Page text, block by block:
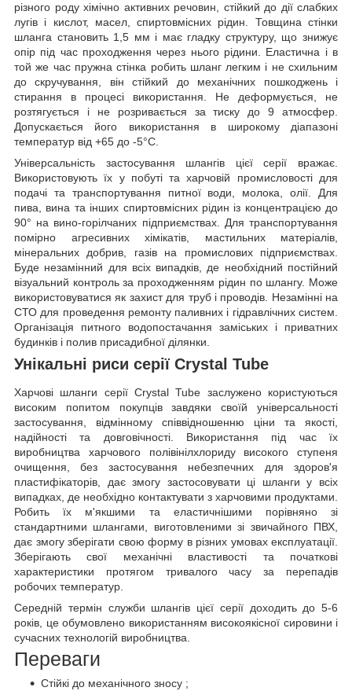
різного роду хімічно активних речовин, стійкий до дії слабких
лугів і кислот, масел, спиртовмісних рідин. Товщина стінки
шланга становить 1,5 мм і має гладку структуру, що знижує
опір під час проходження через нього рідини. Еластична і в
той же час пружна стінка робить шланг легким і не схильним
до скручування, він стійкий до механічних пошкоджень і
стирання в процесі використання. Не деформується, не
розтягується і не розривається за тиску до 9 атмосфер.
Допускається його використання в широкому діапазоні
температур від +65 до -5°C.
Універсальність застосування шлангів цієї серії вражає.
Використовують їх у побуті та харчовій промисловості для
подачі та транспортування питної води, молока, олії. Для
пива, вина та інших спиртовмісних рідин із концентрацією до
90° на вино-горілчаних підприємствах. Для транспортування
помірно агресивних хімікатів, мастильних матеріалів,
мінеральних добрив, газів на промислових підприємствах.
Буде незамінний для всіх випадків, де необхідний постійний
візуальний контроль за проходженням рідин по шлангу. Може
використовуватися як захист для труб і проводів. Незамінні на
СТО для проведення ремонту паливних і гідравлічних систем.
Організація питного водопостачання заміських і приватних
будинків і полив присадибної ділянки.
Унікальні риси серії Сrystal Tube
Харчові шланги серії Сrystal Tube заслужено користуються
високим попитом покупців завдяки своїй універсальності
застосування, відмінному співвідношенню ціни та якості,
надійності та довговічності. Використання під час їх
виробництва харчового полівінілхлориду високого ступеня
очищення, без застосування небезпечних для здоров'я
пластифікаторів, дає змогу застосовувати ці шланги у всіх
випадках, де необхідно контактувати з харчовими продуктами.
Робить їх м'якшими та еластичнішими порівняно зі
стандартними шлангами, виготовленими зі звичайного ПВХ,
дає змогу зберігати свою форму в різних умовах експлуатації.
Зберігають свої механічні властивості та початкові
характеристики протягом тривалого часу за перепадів
робочих температур.
Середній термін служби шлангів цієї серії доходить до 5-6
років, це обумовлено використанням високоякісної сировини і
сучасних технологій виробництва.
Переваги
Стійкі до механічного зносу ;